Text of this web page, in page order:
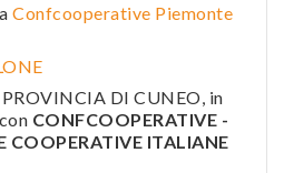
Confcooperative Piemonte
DI CUNEO, in
CONFCOOPERATIVE -
COOPERATIVE ITALIANE